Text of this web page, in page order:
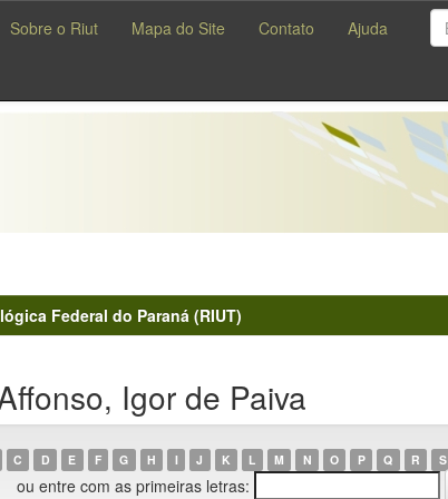
Sobre o Riut Mapa do Site Contato Ajuda
Federal do Paraná (RIUT)
Igor de Paiva
C D E F G H I J K L M N O P Q R S
ou entre com as primeiras letras: